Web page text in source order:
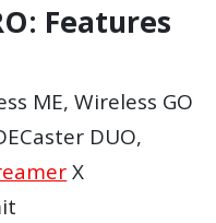
Features
ME, Wireless GO
DUO,
X